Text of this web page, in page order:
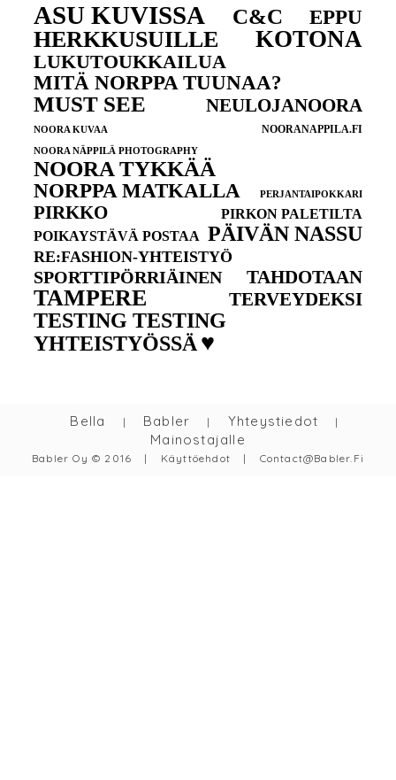
ASU KUVISSA C&C EPPU
HERKKUSUILLE KOTONA
LUKUTOUKKAILUA
MITÄ NORPPA TUUNAA?
MUST SEE NEULOJANOORA
NOORA KUVAA NOORANAPPILA.FI
NOORA NÄPPILÄ PHOTOGRAPHY
NOORA TYKKÄÄ
NORPPA MATKALLA PERJANTAIPOKKARI
PIRKKO
PIRKON PALETILTA
POIKAYSTÄVÄ POSTAA PÄIVÄN NASSU
RE:FASHION-YHTEISTYÖ
SPORTTIPÖRRIÄINEN TAHDOTAAN
TAMPERE TERVEYDEKSI
TESTING TESTING
YHTEISTYÖSSÄ♥
Bella | Babler | Yhteystiedot |
Mainostajalle
Babler Oy © 2016 | Käyttöehdot | Contact@babler.fi